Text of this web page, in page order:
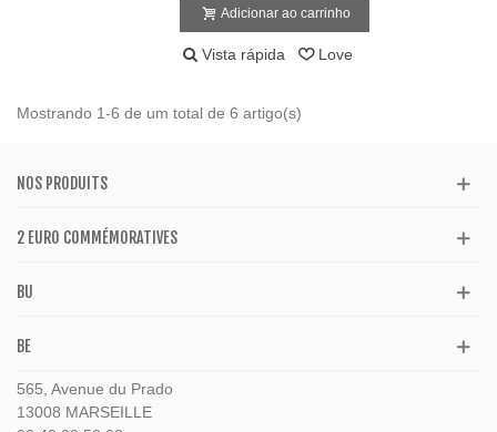
Adicionar ao carrinho
Vista rápida Love
Mostrando 1-6 de um total de 6 artigo(s)
NOS PRODUITS
2 EURO COMMÉMORATIVES
BU
BE
565, Avenue du Prado
13008 MARSEILLE